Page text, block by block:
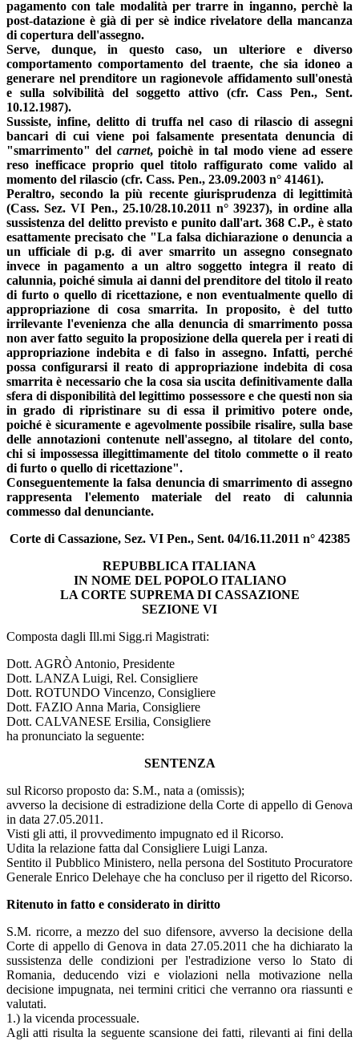
pagamento con tale modalità per trarre in inganno, perchè la
post-datazione è già di per sè indice rivelatore della mancanza
di copertura dell'assegno.
Serve, dunque, in questo caso, un ulteriore e diverso
comportamento comportamento del traente, che sia idoneo a
generare nel prenditore un ragionevole affidamento sull'onestà
e sulla solvibilità del soggetto attivo (cfr. Cass Pen., Sent.
10.12.1987).
Sussiste, infine, delitto di truffa nel caso di rilascio di assegni
bancari di cui viene poi falsamente presentata denuncia di
"smarrimento" del carnet, poichè in tal modo viene ad essere
reso inefficace proprio quel titolo raffigurato come valido al
momento del rilascio (cfr. Cass. Pen., 23.09.2003 n° 41461).
Peraltro, secondo la più recente giurisprudenza di legittimità
(Cass. Sez. VI Pen., 25.10/28.10.2011 n° 39237), in ordine alla
sussistenza del delitto previsto e punito dall'art. 368 C.P., è stato
esattamente precisato che "La falsa dichiarazione o denuncia a
un ufficiale di p.g. di aver smarrito un assegno consegnato
invece in pagamento a un altro soggetto integra il reato di
calunnia, poiché simula ai danni del prenditore del titolo il reato
di furto o quello di ricettazione, e non eventualmente quello di
appropriazione di cosa smarrita. In proposito, è del tutto
irrilevante l'evenienza che alla denuncia di smarrimento possa
non aver fatto seguito la proposizione della querela per i reati di
appropriazione indebita e di falso in assegno. Infatti, perché
possa configurarsi il reato di appropriazione indebita di cosa
smarrita è necessario che la cosa sia uscita definitivamente dalla
sfera di disponibilità del legittimo possessore e che questi non sia
in grado di ripristinare su di essa il primitivo potere onde,
poiché è sicuramente e agevolmente possibile risalire, sulla base
delle annotazioni contenute nell'assegno, al titolare del conto,
chi si impossessa illegittimamente del titolo commette o il reato
di furto o quello di ricettazione".
Conseguentemente la falsa denuncia di smarrimento di assegno
rappresenta l'elemento materiale del reato di calunnia
commesso dal denunciante.
Corte di Cassazione, Sez. VI Pen., Sent. 04/16.11.2011 n° 42385
REPUBBLICA ITALIANA
IN NOME DEL POPOLO ITALIANO
LA CORTE SUPREMADI CASSAZIONE
SEZIONE VI
Composta dagli Ill.mi Sigg.ri Magistrati:
Dott. AGRÒ Antonio, Presidente
Dott. LANZA Luigi, Rel. Consigliere
Dott. ROTUNDO Vincenzo, Consigliere
Dott. FAZIO Anna Maria, Consigliere
Dott. CALVANESE Ersilia, Consigliere
ha pronunciato la seguente:
SENTENZA
sul Ricorso proposto da: S.M., nata a (omissis);
avverso la decisione di estradizione della Corte di appello di Genova
in data 27.05.2011.
Visti gli atti, il provvedimento impugnato ed il Ricorso.
Udita la relazione fatta dal Consigliere Luigi Lanza.
Sentito il Pubblico Ministero, nella persona del Sostituto Procuratore
Generale Enrico Delehaye che ha concluso per il rigetto del Ricorso.
Ritenuto in fatto e considerato in diritto
S.M. ricorre, a mezzo del suo difensore, avverso la decisione della
Corte di appello di Genova in data 27.05.2011 che ha dichiarato la
sussistenza delle condizioni per l'estradizione verso lo Stato di
Romania, deducendo vizi e violazioni nella motivazione nella
decisione impugnata, nei termini critici che verranno ora riassunti e
valutati.
1.) la vicenda processuale.
Agli atti risulta la seguente scansione dei fatti, rilevanti ai fini della